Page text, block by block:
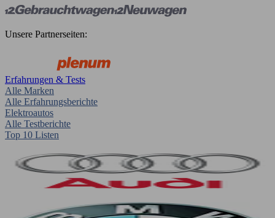
Unsere Partnerseiten:
Erfahrungen & Tests
Alle Marken
Alle Erfahrungsberichte
Elektroautos
Alle Testberichte
Top 10 Listen